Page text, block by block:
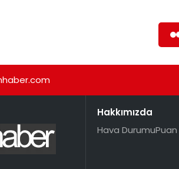
Hakkımızda
Hava Durumu